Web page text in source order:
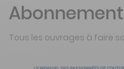
Tous les ouvrages à faire